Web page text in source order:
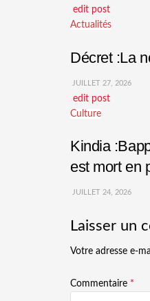
edit post
Actualités
Décret :La
JUILLET 27, 2026
edit post
Culture
Kindia
est mort en
JUILLET 24, 2026
Laisser un
Votre adresse e-
Commentaire *